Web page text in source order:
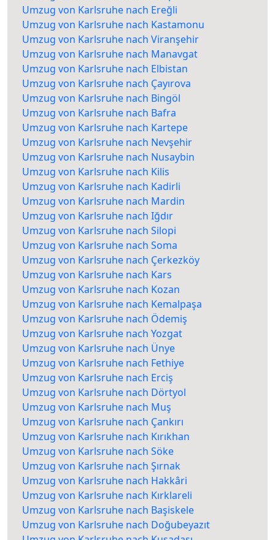
Umzug von Karlsruhe nach Ereğli
Umzug von Karlsruhe nach Kastamonu
Umzug von Karlsruhe nach Viranşehir
Umzug von Karlsruhe nach Manavgat
Umzug von Karlsruhe nach Elbistan
Umzug von Karlsruhe nach Çayırova
Umzug von Karlsruhe nach Bingöl
Umzug von Karlsruhe nach Bafra
Umzug von Karlsruhe nach Kartepe
Umzug von Karlsruhe nach Nevşehir
Umzug von Karlsruhe nach Nusaybin
Umzug von Karlsruhe nach Kilis
Umzug von Karlsruhe nach Kadirli
Umzug von Karlsruhe nach Mardin
Umzug von Karlsruhe nach Iğdır
Umzug von Karlsruhe nach Silopi
Umzug von Karlsruhe nach Soma
Umzug von Karlsruhe nach Çerkezköy
Umzug von Karlsruhe nach Kars
Umzug von Karlsruhe nach Kozan
Umzug von Karlsruhe nach Kemalpaşa
Umzug von Karlsruhe nach Ödemiş
Umzug von Karlsruhe nach Yozgat
Umzug von Karlsruhe nach Ünye
Umzug von Karlsruhe nach Fethiye
Umzug von Karlsruhe nach Erciş
Umzug von Karlsruhe nach Dörtyol
Umzug von Karlsruhe nach Muş
Umzug von Karlsruhe nach Çankırı
Umzug von Karlsruhe nach Kırıkhan
Umzug von Karlsruhe nach Söke
Umzug von Karlsruhe nach Şırnak
Umzug von Karlsruhe nach Hakkâri
Umzug von Karlsruhe nach Kırklareli
Umzug von Karlsruhe nach Başiskele
Umzug von Karlsruhe nach Doğubeyazıt